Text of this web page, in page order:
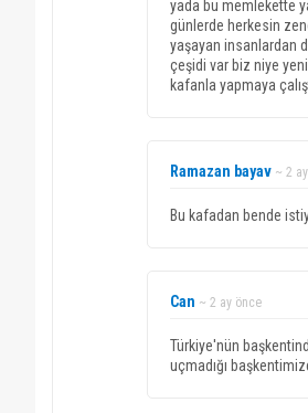
yada bu memlekette
günlerde herkesin
yaşayan insanlardan
çeşidi var biz niye
kafanla yapmaya
Ramazan bayav ~ 2
Bu kafadan bende
Can ~ 2 ay önce
Türkiye'nün
uçmadığı